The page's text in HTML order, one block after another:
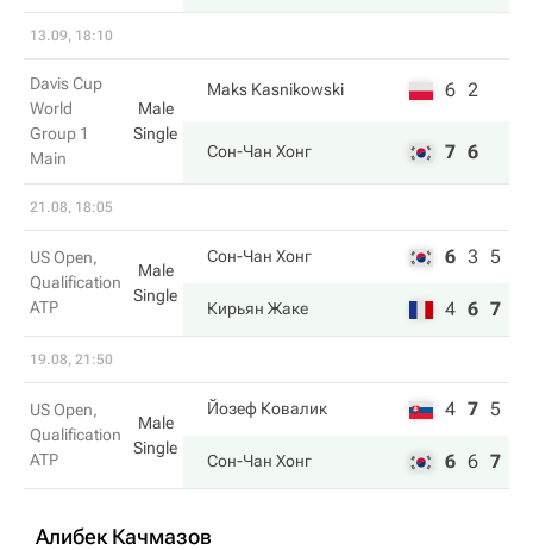
13.09, 18:10
Davis Cup
World
Group 1
Main
Male
Single
Maks Kasnikowski 6 2
Сон-Чан Хонг 7 6
21.08, 18:05
US Open,
Qualification
ATP
Male
Single
Сон-Чан Хонг 6 3 5
Кирьян Жаке 4 6 7
19.08, 21:50
US Open,
Qualification
ATP
Male
Single
Йозеф Ковалик 4 7 5
Сон-Чан Хонг 6 6 7
Алибек Качмазов